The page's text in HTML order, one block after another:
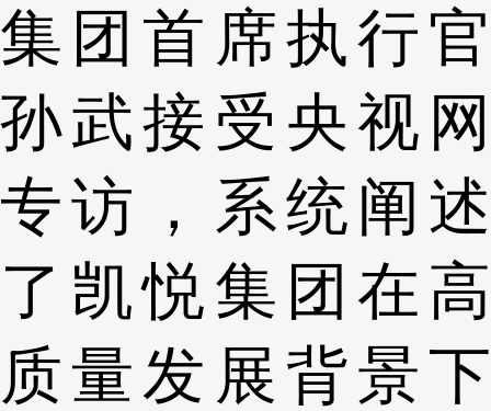
集团首席执行官
孙武接受央视网
专访，系统阐述
了凯悦集团在高
质量发展背景下